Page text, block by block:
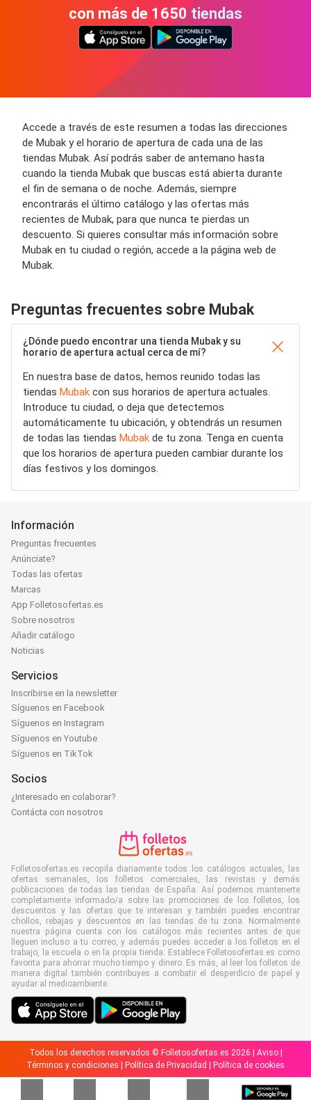
con más de 1650 tiendas
Accede a través de este resumen a todas las direcciones
de Mubak y el horario de apertura de cada una de las
tiendas Mubak. Así podrás saber de antemano hasta
cuando la tienda Mubak que buscas está abierta durante
el fin de semana o de noche. Además, siempre
encontrarás el último catálogo y las ofertas más
recientes de Mubak, para que nunca te pierdas un
descuento. Si quieres consultar más información sobre
Mubak en tu ciudad o región, accede a la página web de
Mubak.
Preguntas frecuentes sobre Mubak
¿Dónde puedo encontrar una tienda Mubak y su
horario de apertura actual cerca de mí?
En nuestra base de datos, hemos reunido todas las
tiendas Mubak con sus horarios de apertura actuales.
Introduce tu ciudad, o deja que detectemos
automáticamente tu ubicación, y obtendrás un resumen
de todas las tiendas Mubak de tu zona. Tenga en cuenta
que los horarios de apertura pueden cambiar durante los
días festivos y los domingos.
Información
Preguntas frecuentes
Anúnciate?
Todas las ofertas
Marcas
App Folletosofertas.es
Sobre nosotros
Añadir catálogo
Noticias
Servicios
Inscribirse en la newsletter
Síguenos en Facebook
Síguenos en Instagram
Síguenos en Youtube
Síguenos en TikTok
Socios
¿Interesado en colaborar?
Contácta con nosotros
Folletosofertas.es recopila diariamente todos los catálogos actuales, las
ofertas semanales, los folletos comerciales, las revistas y demás
publicaciones de todas las tiendas de España. Así podemos mantenerte
completamente informado/a sobre las promociones de los folletos, los
descuentos y las ofertas que te interesan y también puedes encontrar
chollos, rebajas y descuentos en las tiendas de tu zona. Normalmente
nuestra página cuenta con los catálogos más recientes antes de que
lleguen incluso a tu correo, y además puedes acceder a los folletos en el
trabajo, la escuela o en la propia tienda. Establece Folletosofertas.es como
favorita para ahorrar mucho tiempo y dinero. Es más, al leer los folletos de
manera digital también contribuyes a combatir el desperdicio de papel y
ayudar al medioambiente.
Todos los derechos reservados © Folletosofertas.es 2026 | Aviso|
Términos y condiciones
Política de Privacidad Política de cookies